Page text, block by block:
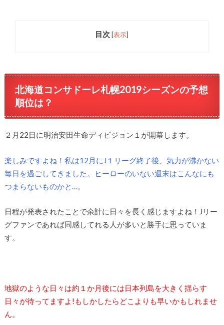
目次 [表示]
北海道コンサドーレ札幌2019シーズンの予想
順位は？
２月22日に明治安田生命ディビジョン１が開幕します。
楽しみですよね！私は12月にJ１リーグ終了後、気力が沸かない
毎日を過ごしてきました。ヒーローのいない週末はこんなにも
つまらないものかと…。
日程が発表されたことで余計に日々を長く感じますよね！Jリー
グファンであれば同感してれる人が多いと勝手に思っていま
す。
地獄のような日々は約１か月後には日本列島を大きく揺らす
日々が待ってますよ!もしかしたらどこよりも早いかもしれませ
ん。